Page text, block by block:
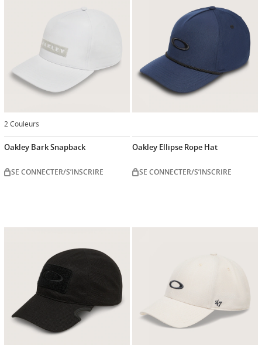
2 Couleurs
Oakley Bark Snapback
SE CONNECTER/S’INSCRIRE
Oakley Ellipse Rope Hat
SE CONNECTER/S’INSCRIRE